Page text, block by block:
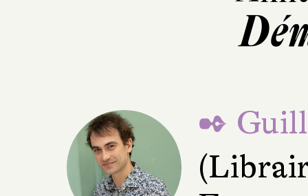
✒